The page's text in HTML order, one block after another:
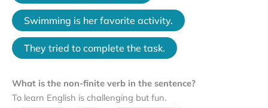
Swimming is her favorite activity.
They tried to complete the task.
What is the non-finite verb in the sentence?
To learn English is challenging but fun.